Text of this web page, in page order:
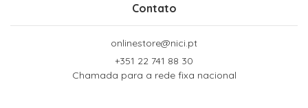
Contato
onlinestore@nici.pt
+351 22 741 88 30
Chamada para a rede fixa nacional